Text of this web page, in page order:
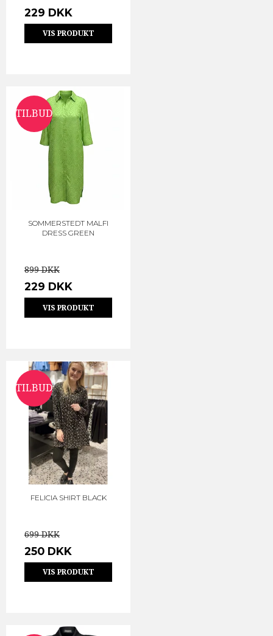
229 DKK
VIS PRODUKT
TILBUD
SOMMERSTEDT MALFI
DRESS GREEN
899 DKK
229 DKK
VIS PRODUKT
TILBUD
FELICIA SHIRT BLACK
699 DKK
250 DKK
VIS PRODUKT